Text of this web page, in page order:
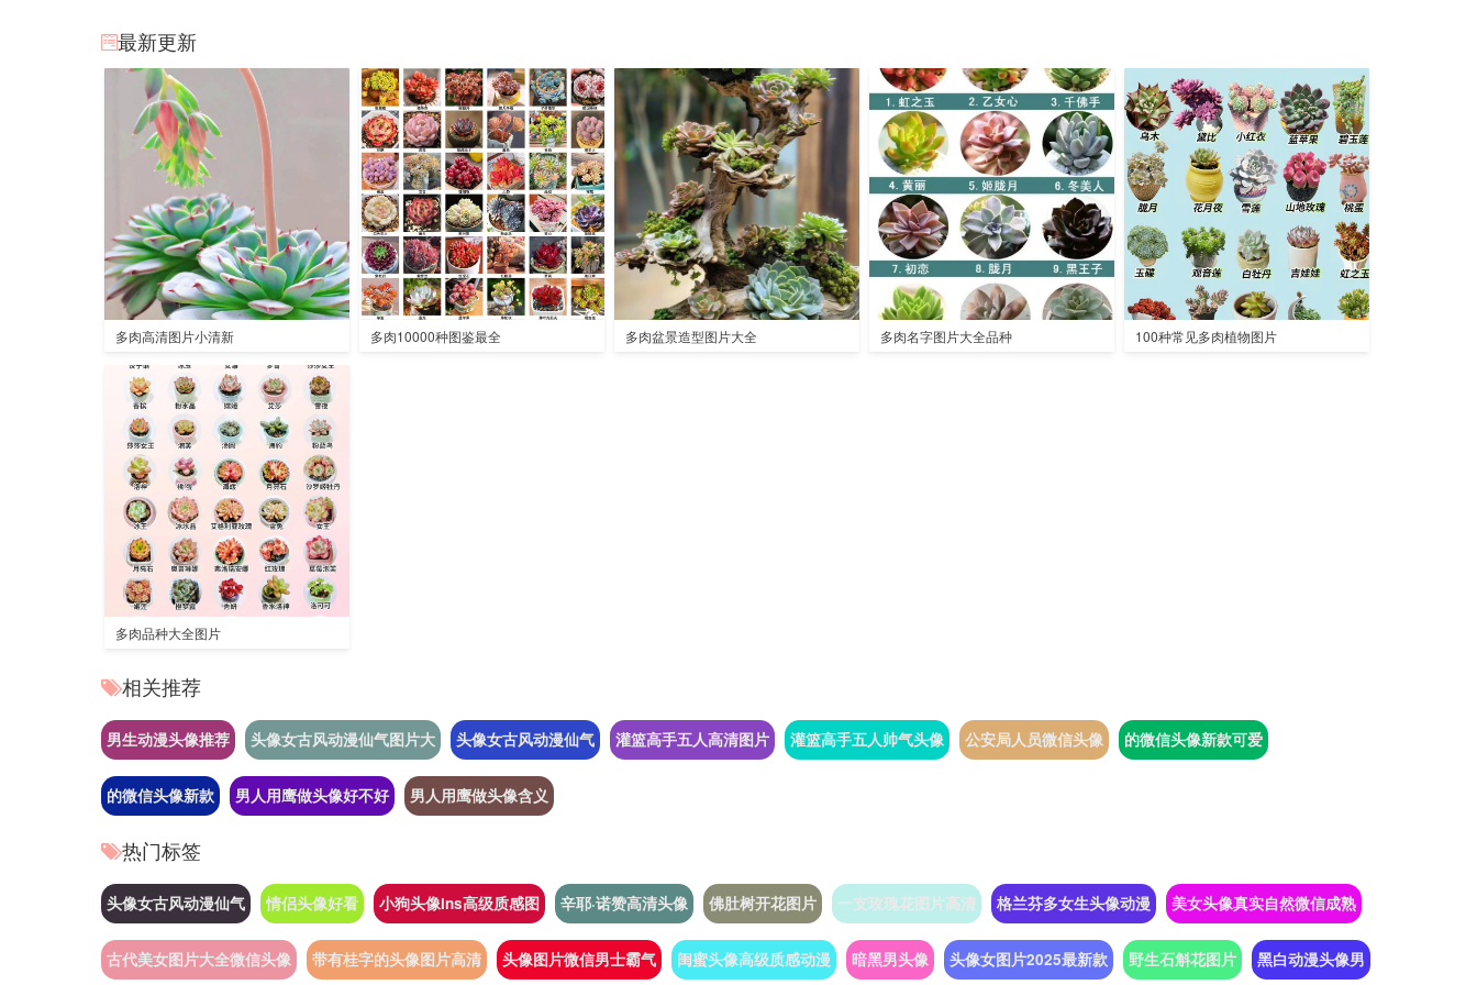
最新更新
多肉高清图片小清新 多肉10000种图鉴最全 多肉盆景造型图片大全 多肉名字图片大全品种 100种常见多肉植物图片
多肉品种大全图片
相关推荐
男生动漫头像推荐 头像女古风动漫仙气图片大 头像女古风动漫仙气 灌篮高手五人高清图片 灌篮高手五人帅气头像 公安局人员微信头像 的微信头像新款可爱
的微信头像新款 男人用鹰做头像好不好 男人用鹰做头像含义
热门标签
头像女古风动漫仙气 情侣头像好看 小狗头像ins高级质感图 辛耶·诺赞高清头像 佛肚树开花图片 一支玫瑰花图片高清 格兰芬多女生头像动漫 美女头像真实自然微信成熟
古代美女图片大全微信头像 带有桂字的头像图片高清 头像图片微信男士霸气 闺蜜头像高级质感动漫 暗黑男头像 头像女图片2025最新款 野生石斛花图片 黑白动漫头像男